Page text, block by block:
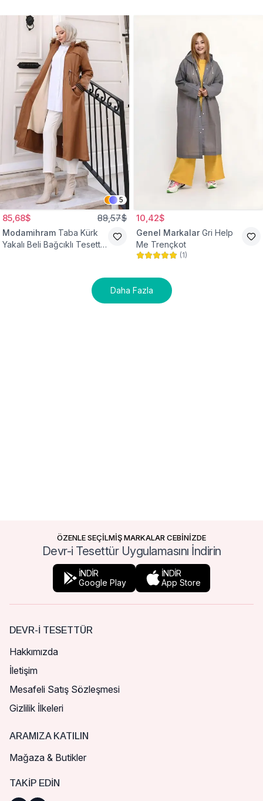
5
85,68$ 88,57$
Modamihram Taba Kürk
Yakalı Beli Bağcıklı Tesettür
10,42$
Genel Markalar Gri Help
Me Trençkot
(1)
Daha Fazla
ÖZENLE SEÇİLMİŞ MARKALAR CEBİNİZDE
Devr-i Tesettür Uygulamasını İndirin
İNDİR
Google Play
İNDİR
App Store
DEVR-I TESETTÜR
Hakkımızda
İletişim
Mesafeli Satış Sözleşmesi
Gizlilik İlkeleri
ARAMIZA KATILIN
Mağaza & Butikler
TAKIP EDIN